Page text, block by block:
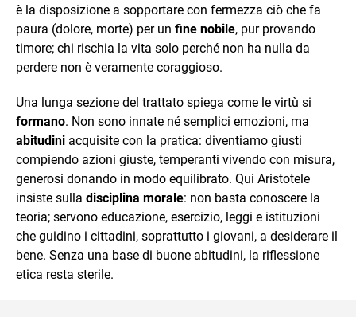
è la disposizione a sopportare con fermezza ciò che fa
paura (dolore, morte) per un fine nobile, pur provando
timore; chi rischia la vita solo perché non ha nulla da
perdere non è veramente coraggioso.
Una lunga sezione del trattato spiega come le virtù si
formano. Non sono innate né semplici emozioni, ma
abitudini acquisite con la pratica: diventiamo giusti
compiendo azioni giuste, temperanti vivendo con misura,
generosi donando in modo equilibrato. Qui Aristotele
insiste sulla disciplina morale: non basta conoscere la
teoria; servono educazione, esercizio, leggi e istituzioni
che guidino i cittadini, soprattutto i giovani, a desiderare il
bene. Senza una base di buone abitudini, la riflessione
etica resta sterile.